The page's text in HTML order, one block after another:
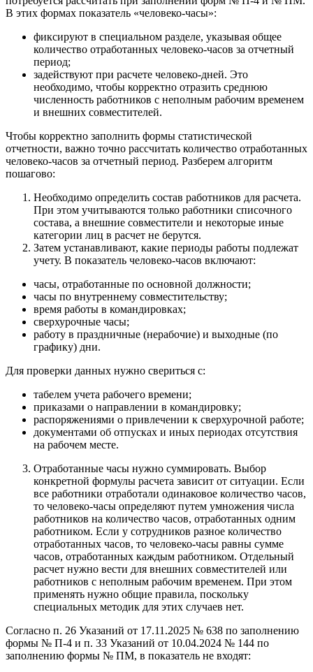
В этих формах показатель «человеко‑часы»:
фиксируют в специальном разделе, указывая общее
количество отработанных человеко‑часов за отчетный
период;
задействуют при расчете человеко‑дней. Это
необходимо, чтобы корректно отразить среднюю
численность работников с неполным рабочим временем
и внешних совместителей.
Чтобы корректно заполнить формы статистической
отчетности, важно точно рассчитать количество отработанных
человеко‑часов за отчетный период. Разберем алгоритм
пошагово:
Необходимо определить состав работников для расчета.
При этом учитываются только работники списочного
состава, а внешние совместители и некоторые иные
категории лиц в расчет не берутся.
Затем устанавливают, какие периоды работы подлежат
учету. В показатель человеко‑часов включают:
часы, отработанные по основной должности;
часы по внутреннему совместительству;
время работы в командировках;
сверхурочные часы;
работу в праздничные (нерабочие) и выходные (по
графику) дни.
Для проверки данных нужно свериться с:
табелем учета рабочего времени;
приказами о направлении в командировку;
распоряжениями о привлечении к сверхурочной работе;
документами об отпусках и иных периодах отсутствия
на рабочем месте.
Отработанные часы нужно суммировать. Выбор
конкретной формулы расчета зависит от ситуации. Если
все работники отработали одинаковое количество часов,
то человеко-часы определяют путем умножения числа
работников на количество часов, отработанных одним
работником. Если у сотрудников разное количество
отработанных часов, то человеко‑часы равны сумме
часов, отработанных каждым работником. Отдельный
расчет нужно вести для внешних совместителей или
работников с неполным рабочим временем. При этом
применять нужно общие правила, поскольку
специальных методик для этих случаев нет.
Согласно п. 26 Указаний от 17.11.2025 № 638 по заполнению
формы № П‑4 и п. 33 Указаний от 10.04.2024 № 144 по
заполнению формы № ПМ, в показатель не входят: